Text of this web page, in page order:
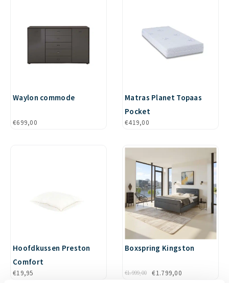
Waylon commode
€699,00
Matras Planet Topaas
Pocket
€419,00
Hoofdkussen Preston
Comfort
€19,95
Boxspring Kingston
€1.999,00 €1.799,00